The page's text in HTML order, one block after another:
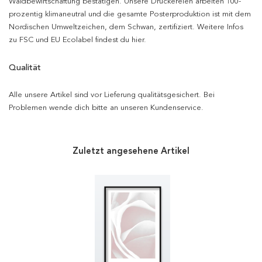
prozentig klimaneutral und die gesamte Posterproduktion ist mit dem
Nordischen Umweltzeichen, dem Schwan, zertifiziert. Weitere Infos
zu FSC und EU Ecolabel findest du hier.
Qualität
Alle unsere Artikel sind vor Lieferung qualitätsgesichert. Bei
Problemen wende dich bitte an unseren Kundenservice.
Zuletzt angesehene Artikel